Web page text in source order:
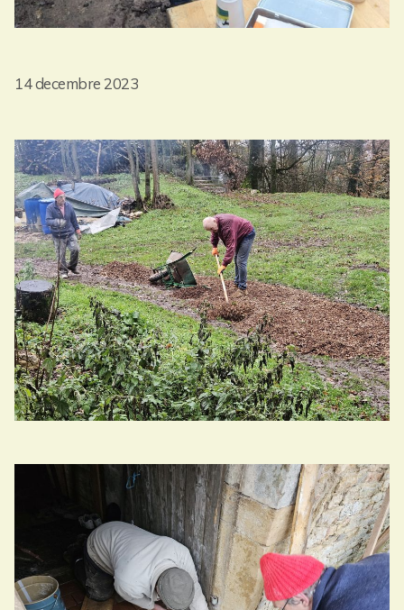
14 decembre 2023